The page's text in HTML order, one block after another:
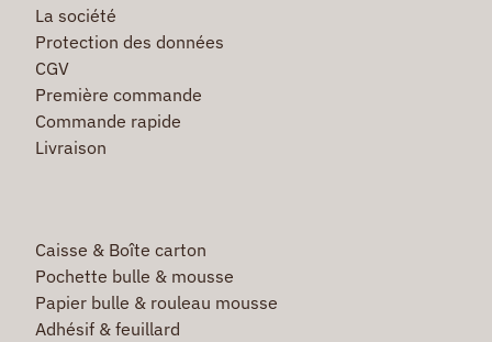
La société
Protection des données
CGV
Première commande
Commande rapide
Livraison
Caisse & Boîte carton
Pochette bulle & mousse
Papier bulle & rouleau mousse
Adhésif & feuillard